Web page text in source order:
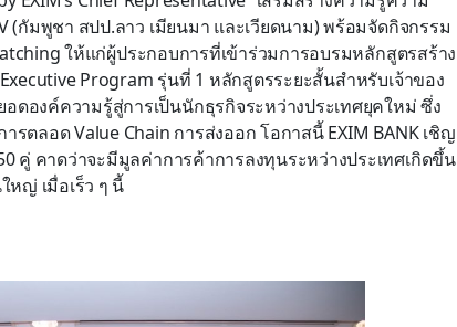
(กัมพูชา สปป.ลาว เมียนมา และเวียดนาม) พร้อมจัดกิจกรรม
ให้แก่ผู้ประกอบการที่เข้าร่วมการอบรมหลักสูตรสร้าง
Program รุ่นที่ 1 หลักสูตรระยะสั้นสำหรับเจ้าของ
องค์ความรู้สู่การเป็นนักธุรกิจระหว่างประเทศยุคใหม่ ซึ่ง
รตลอด Value Chain การส่งออก โอกาสนี้ EXIM BANK เชิญ
คู่ คาดว่าจะมีมูลค่าการค้าการลงทุนระหว่างประเทศเกิดขึ้น
หญ่ เมื่อเร็ว ๆ นี้